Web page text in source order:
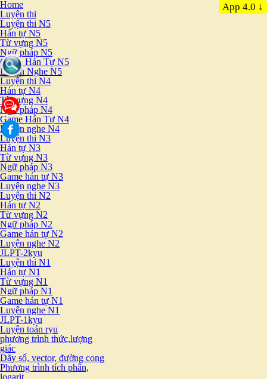
Home
Luyện thi
Luyện thi N5
Hán tự N5
Từ vựng N5
Ngữ pháp N5
Game Hán Tự N5
Luyện Nghe N5
Luyện thi N4
Hán tự N4
Từ vựng N4
Ngữ pháp N4
Game Hán Tự N4
Luyện nghe N4
Luyện thi N3
Hán tự N3
Từ vựng N3
Ngữ pháp N3
Game hán tự N3
Luyện nghe N3
Luyện thi N2
Hán tự N2
Từ vựng N2
Ngữ pháp N2
Game hán tự N2
Luyện nghe N2
JLPT-2kyu
Luyện thi N1
Hán tự N1
Từ vựng N1
Ngữ pháp N1
Game hán tự N1
Luyện nghe N1
JLPT-1kyu
Luyện toán ryu
phương trình thức,lượng
giác
Dãy số, vector, đường cong
Phương trình tích phân,
logarit
App 4.0 ↓